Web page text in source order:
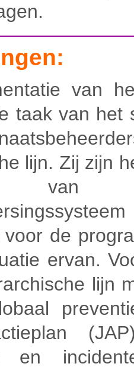
van
taak van het
lijn. Zij zijn
van
de
ervan.
lijn
en